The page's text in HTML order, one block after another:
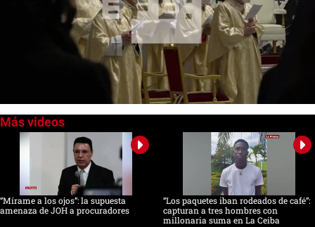
seconds
“Mírame a los ojos”: la supuesta
amenaza de JOH a procuradores
“Los paquetes iban rodeados de café”:
capturan a tres hombres con
millonaria suma en La Ceiba